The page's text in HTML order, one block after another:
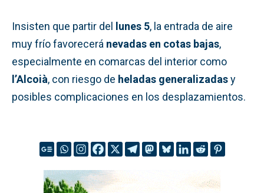
Insisten que partir del lunes 5, la entrada de aire
muy frío favorecerá nevadas en cotas bajas,
especialmente en comarcas del interior como
l’Alcoià, con riesgo de heladas generalizadasy
posibles complicaciones en los desplazamientos.